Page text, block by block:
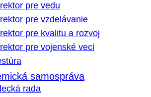
pre vedu
pre vzdelávanie
pre kvalitu a rozvoj
pre vojenské veci
samospráva
rada